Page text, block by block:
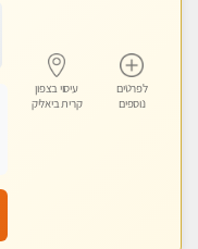
לפרטים
נוספים
עיסוי בצפון
קרית ביאליק